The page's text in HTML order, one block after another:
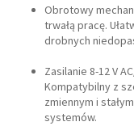
Obrotowy
trwałą pracę.
drobnych
Zasilanie 8-12 V
Kompatybilny z
zmiennym i
systemów.